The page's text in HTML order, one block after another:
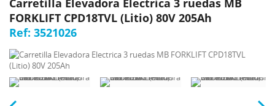
Carretilla Elevadora Electrica 3 ruedas MB
FORKLIFT CPD18TVL (Litio) 80V 205Ah
Ref: 3521026